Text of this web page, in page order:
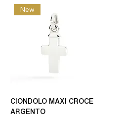
New
CIONDOLO MAXI CROCE
ARGENTO